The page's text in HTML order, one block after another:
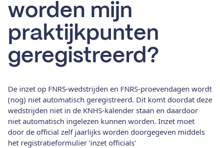
worden mijn
praktijkpunten
geregistreerd?
De inzet op FNRS-wedstrijden en FNRS-proevendagen wordt
(nog) niet automatisch geregistreerd. Dit komt doordat deze
wedstrijden niet in de KNHS-kalender staan en daardoor
niet automatisch ingelezen kunnen worden. Inzet moet
door de official zelf jaarlijks worden doorgegeven middels
het registratieformulier 'inzet officials'